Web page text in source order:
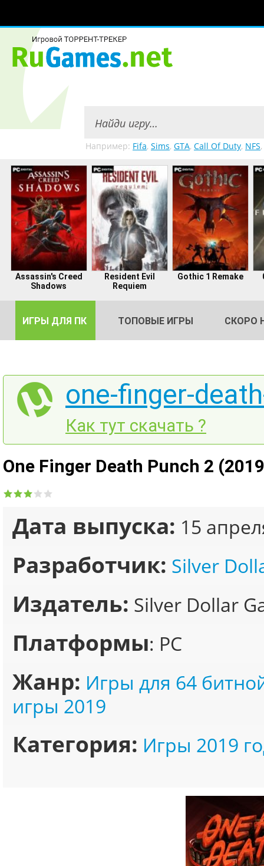
Например: Fifa, Sims, GTA, Call Of Duty, NFS,
Assassin's Creed
Shadows
Resident Evil
Requiem
Gothic 1 Remake
ИГРЫ ДЛЯ ПК ТОПОВЫЕ ИГРЫ СКОРО
one-finger-
Как тут скачать ?
One Finger Death Punch 2
Дата выпуска: 15
Разработчик: Silver
Издатель: Silver Dollar
Платформы: PC
Жанр: Игры для 64
игры 2019
Категория: Игры 2019